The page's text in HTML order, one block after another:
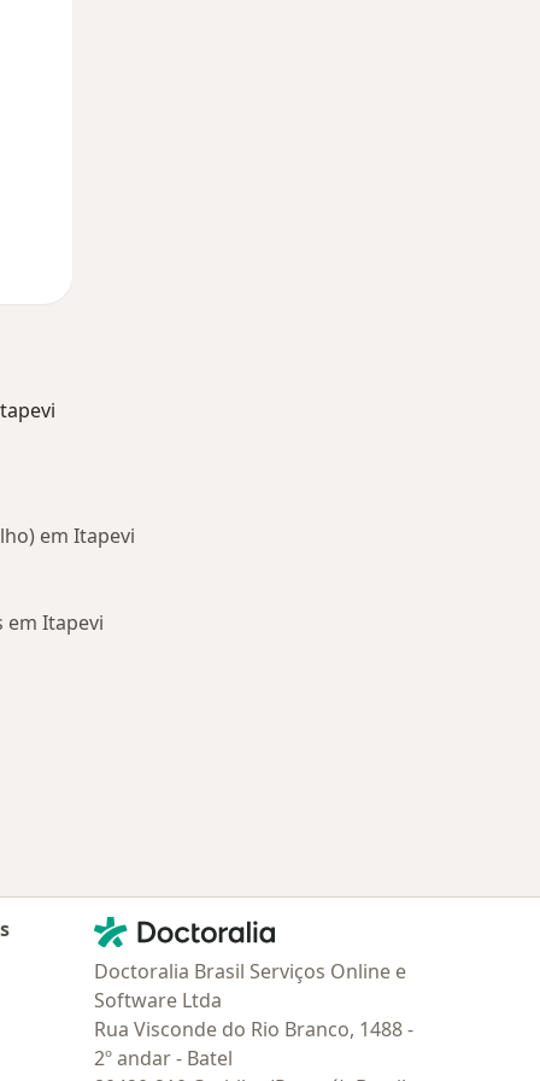
em Itapevi
em Itapevi
Contato
Doctoralia - Homepage
Doctoralia Brasil Serviços Online e
Software Ltda
Rua Visconde do Rio Branco, 1488 -
2º andar - Batel